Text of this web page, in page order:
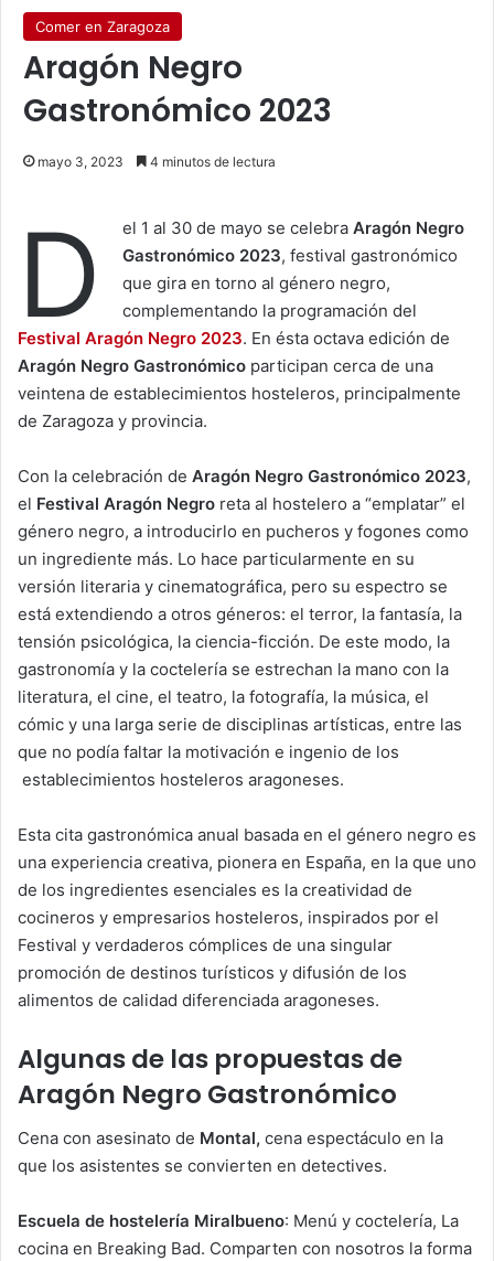
Comer en Zaragoza
Aragón Negro
Gastronómico 2023
mayo 3, 2023 4 minutos de lectura
D el 1 al 30 de mayo se celebra Aragón Negro
Gastronómico 2023, festival gastronómico
que gira en torno al género negro,
complementando la programación del
Festival Aragón Negro 2023. En ésta octava edición de
Aragón Negro Gastronómico participan cerca de una
veintena de establecimientos hosteleros, principalmente
de Zaragoza y provincia.
Con la celebración de Aragón Negro Gastronómico 2023,
el Festival Aragón Negro reta al hostelero a “emplatar” el
género negro, a introducirlo en pucheros y fogones como
un ingrediente más. Lo hace particularmente en su
versión literaria y cinematográfica, pero su espectro se
está extendiendo a otros géneros: el terror, la fantasía, la
tensión psicológica, la ciencia-ficción. De este modo, la
gastronomía y la coctelería se estrechan la mano con la
literatura, el cine, el teatro, la fotografía, la música, el
cómic y una larga serie de disciplinas artísticas, entre las
que no podía faltar la motivación e ingenio de los
establecimientos hosteleros aragoneses.
Esta cita gastronómica anual basada en el género negro es
una experiencia creativa, pionera en España, en la que uno
de los ingredientes esenciales es la creatividad de
cocineros y empresarios hosteleros, inspirados por el
Festival y verdaderos cómplices de una singular
promoción de destinos turísticos y difusión de los
alimentos de calidad diferenciada aragoneses.
Algunas de las propuestas de
Aragón Negro Gastronómico
Cena con asesinato de Montal, cena espectáculo en la
que los asistentes se convierten en detectives.
Escuela de hostelería Miralbueno: Menú y coctelería, La
cocina en Breaking Bad. Comparten con nosotros la forma